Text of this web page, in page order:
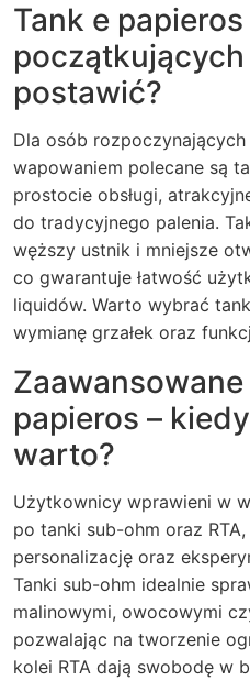
Tank e
początkujących
postawić?
Dla osób
wapowaniem polecane są
prostocie obsługi,
do tradycyjnego palenia.
węższy ustnik i mniejsze
co gwarantuje łatwość
liquidów. Warto wybrać
wymianę grzałek oraz
papieros –
warto?
Użytkownicy wprawieni w
po tanki sub-ohm oraz
personalizację oraz
Tanki sub-ohm idealnie
malinowymi, owocowymi
pozwalając na tworzenie
kolei RTA dają swobodę w